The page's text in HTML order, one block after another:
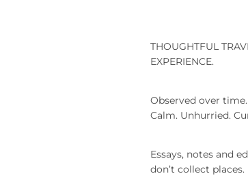
THOUGHTFUL
EXPERIENCE.
Observed over
Calm. Unhurried.
Essays, notes and
don’t collect places.